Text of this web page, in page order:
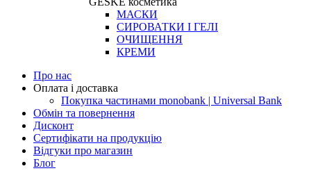
МАСКИ
СИРОВАТКИ І ГЕЛІ
ОЧИЩЕННЯ
КРЕМИ
Про нас
Оплата і доставка
Покупка частинами monobank | Universal Bank
Обмін та повернення
Дисконт
Сертифікати на продукцію
Відгуки про магазин
Блог